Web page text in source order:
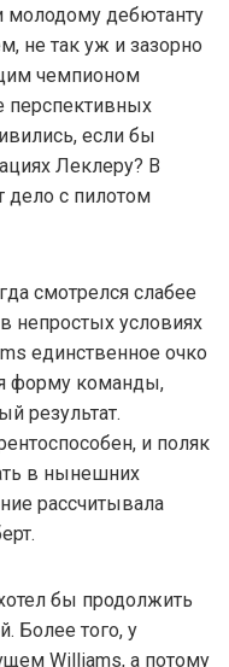
молодому дебютанту
не так уж и зазорно
чемпионом
перспективных
если бы
Леклеру? В
дело с пилотом
смотрелся слабее
непростых условиях
единственное очко
форму команды,
результат.
и поляк
в нынешних
рассчитывала
бы продолжить
Более того, у
Williams, а потому